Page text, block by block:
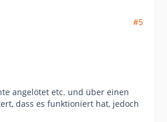
#5
angelötet etc. und über einen
dass es funktioniert hat, jedoch